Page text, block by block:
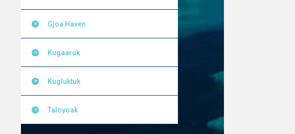
Gjoa Haven
Kugaaruk
Kugluktuk
Taloyoak